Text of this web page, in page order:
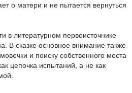
о матери и не пытается вернуться
в литературном первоисточнике
В сказке основное внимание также
и поиску собственного места
цепочка испытаний, а не как